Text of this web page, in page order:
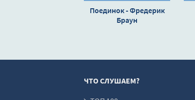
Поединок - Фредерик
Браун
ЧТО СЛУШАЕМ?